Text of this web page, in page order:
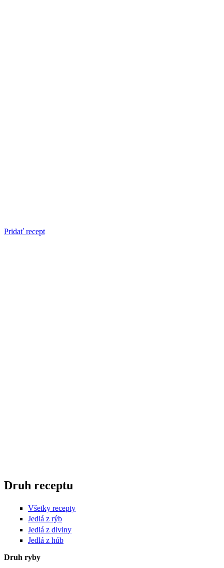
Pridať recept
Druh receptu
Všetky recepty
Jedlá z rýb
Jedlá z diviny
Jedlá z húb
Druh ryby